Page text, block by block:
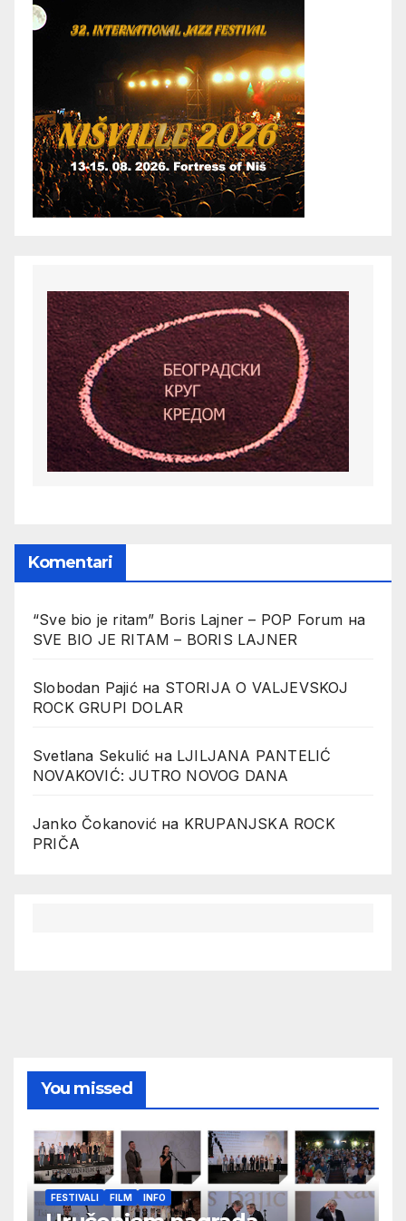
Komentari
“Sve bio je ritam” Boris Lajner – POP Forum на
SVE BIO JE RITAM – BORIS LAJNER
Slobodan Pajićна STORIJA O VALJEVSKOJ
ROCK GRUPI DOLAR
Svetlana Sekulić на LJILJANA PANTELIĆ
NOVAKOVIĆ: JUTRO NOVOG DANA
Janko Čokanović на KRUPANJSKA ROCK
PRIČA
You missed
FESTIVALI FILM INFO